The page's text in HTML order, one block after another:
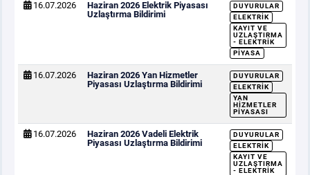
16.07.2026
Haziran 2026 Elektrik Piyasası
Uzlaştırma Bildirimi
DUYURULAR
ELEKTRIK
KAYIT VE
UZLAŞTIRMA
- ELEKTRIK
PIYASA
16.07.2026
Haziran 2026 Yan Hizmetler
Piyasası Uzlaştırma Bildirimi
DUYURULAR
ELEKTRIK
YAN
HIZMETLER
PIYASASI
16.07.2026
Haziran 2026 Vadeli Elektrik
Piyasası Uzlaştırma Bildirimi
DUYURULAR
ELEKTRIK
KAYIT VE
UZLAŞTIRMA
- ELEKTRIK